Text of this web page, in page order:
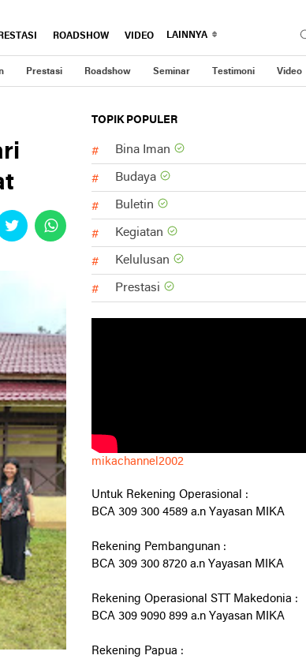
ROADSHOW VIDEO LAINNYA
Prestasi Roadshow Seminar Testimoni Video
TOPIK POPULER
Bina Iman
Budaya
Buletin
Kegiatan
Kelulusan
Prestasi
mikachannel2002
Untuk Rekening Operasional :
BCA 309 300 4589 a.n Yayasan MIKA
Rekening Pembangunan :
BCA 309 300 8720 a.n Yayasan MIKA
Rekening Operasional STT Makedonia :
BCA 309 9090 899 a.n Yayasan MIKA
Rekening Papua :